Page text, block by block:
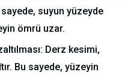
suyun yüzeyde
ömrü uzar.
Derz kesimi,
Bu sayede, yüzeyin